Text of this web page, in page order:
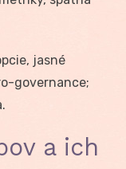
jasné
governance;
a ich